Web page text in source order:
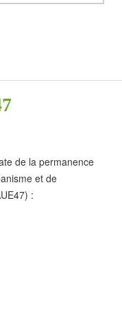
de la permanence
et de
: